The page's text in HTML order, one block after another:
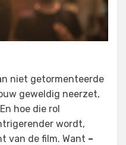
niet getormenteerde
geweldig neerzet,
hoe die rol
wordt,
van de film. Want –